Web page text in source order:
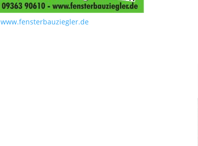
www.fensterbauziegler.de